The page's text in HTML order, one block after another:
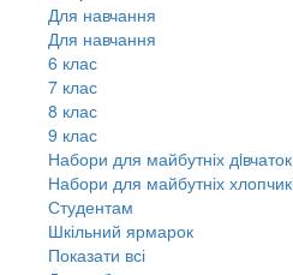
Для навчання
Для навчання
6 клас
7 клас
8 клас
9 клас
Набори для майбутніх
Набори для майбутніх
Студентам
Шкільний ярмарок
Показати всі